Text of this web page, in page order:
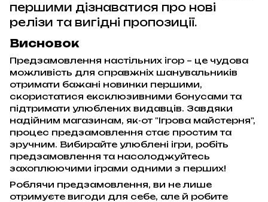
першими дізнаватися про нові
релізи та вигідні пропозиції.
Висновок
Предзамовлення настільних ігор – це чудова
можливість для справжніх шанувальників
отримати бажані новинки першими,
скористатися ексклюзивними бонусами та
підтримати улюблених видавців. Завдяки
надійним магазинам, як-от "Ігрова майстерня",
процес предзамовлення стає простим та
зручним. Вибирайте улюблені ігри, робіть
предзамовлення та насолоджуйтесь
захоплюючими іграми одними з перших!
Роблячи предзамовлення, ви не лише
отримуєте вигоди для себе, але й робите